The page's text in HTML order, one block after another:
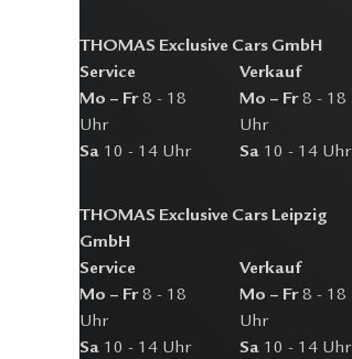
THOMAS Exclusive Cars GmbH
Service
Mo – Fr8 - 18
Uhr
Sa 10 - 14 Uhr
Verkauf
Mo – Fr8 - 18
Uhr
Sa 10 - 14 Uhr
THOMAS Exclusive Cars Leipzig
GmbH
Service
Mo – Fr8 - 18
Uhr
Sa 10 - 14 Uhr
Verkauf
Mo – Fr8 - 18
Uhr
Sa 10 - 14 Uhr